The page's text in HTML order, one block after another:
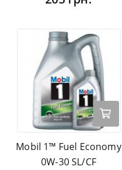
Mobil 1™ Fuel Economy
0W-30 SL/CF